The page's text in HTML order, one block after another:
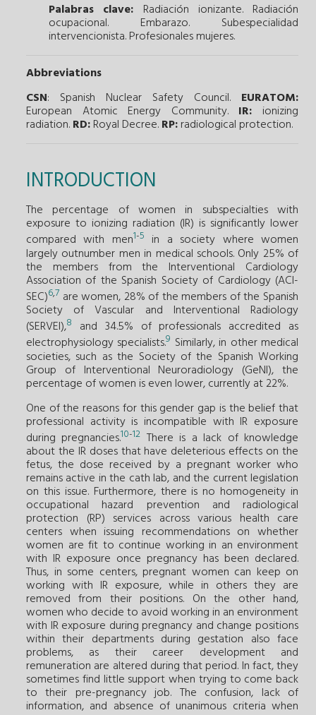
Palabras clave: Radiación ionizante. Radiación
ocupacional. Embarazo. Subespecialidad
intervencionista.Profesionales mujeres.
Abbreviations
CSN: Spanish Nuclear Safety Council. EURATOM:
European Atomic Energy Community. IR: ionizing
radiation.RD:Royal Decree.RP:radiological protection.
INTRODUCTION
The percentage of women in subspecialties with
exposure to ionizing radiation (IR) is significantly lower
compared with men1-5 in a society where women
largely outnumber men in medical schools. Only 25% of
the members from the Interventional Cardiology
Association of the Spanish Society of Cardiology (ACI-
SEC)6,7 are women, 28% of the members of the Spanish
Society of Vascular and Interventional Radiology
(SERVEI),8
and 34.5% of professionals accredited as
electrophysiology specialists.9 Similarly, in other medical
societies, such as the Society of the Spanish Working
Group of Interventional Neuroradiology (GeNI), the
percentage of women is even lower, currently at 22%.
One of the reasons for this gender gap is the belief that
professional activity is incompatible with IR exposure
during pregnancies.10-12 There is a lack of knowledge
about the IR doses that have deleterious effects on the
fetus, the dose received by a pregnant worker who
remains active in the cath lab, and the current legislation
on this issue. Furthermore, there is no homogeneity in
occupational hazard prevention and radiological
protection (RP) services across various health care
centers when issuing recommendations on whether
women are fit to continue working in an environment
with IR exposure once pregnancy has been declared.
Thus, in some centers, pregnant women can keep on
working with IR exposure, while in others they are
removed from their positions. On the other hand,
women who decide to avoid working in an environment
with IR exposure during pregnancy and change positions
within their departments during gestation also face
problems, as their career development and
remuneration are altered during that period. In fact, they
sometimes find little support when trying to come back
to their pre-pregnancy job. The confusion, lack of
information, and absence of unanimous criteria when